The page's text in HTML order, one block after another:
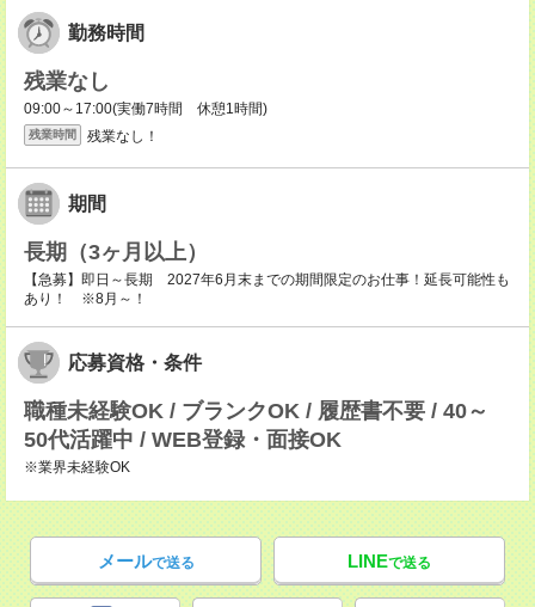
勤務時間
残業なし
09:00～17:00(実働7時間 休憩1時間)
残業時間 残業なし！
期間
長期（3ヶ月以上）
【急募】即日～長期 2027年6月末までの期間限定のお仕事！延長可能性も
あり！ ※8月～！
応募資格・条件
職種未経験OK / ブランクOK / 履歴書不要 / 40～
50代活躍中 / WEB登録・面接OK
※業界未経験OK
メールで送る LINEで送る